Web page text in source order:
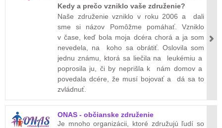
Kedy a prečo vzniklo vaše združenie?
Naše združenie vzniklo v roku 2006 a dali
sme si názov Pomôžme pomáhať. Vzniklo
v čase, keď bola moja dcéra chorá a ja som
nevedela, na koho sa obrátiť. Oslovila som
jednu známu, ktorá sa liečila na leukémiu a
poprosila ju, či by neprišla k nám domov a
povedala dcére, že musí bojovať a dá sa to
zvládnuť.
ONAS - občianske združenie
Je mnoho organizácii, ktoré združujú ľudí so